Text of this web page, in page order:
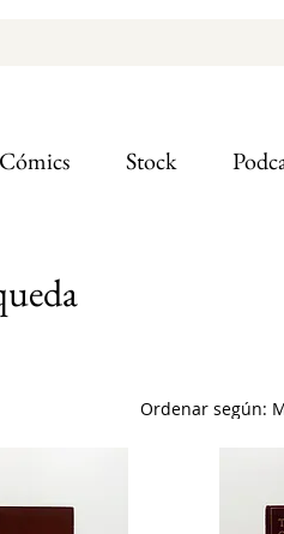
Cómics Stock
Ordenar según: